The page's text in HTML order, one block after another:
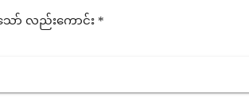
ော် လည်းကောင်း *